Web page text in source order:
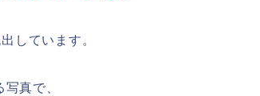
しています。
真で、